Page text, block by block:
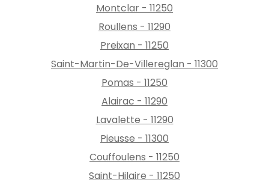
Montclar - 11250
Roullens - 11290
Preixan - 11250
Saint-Martin-De-Villereglan - 11300
Pomas - 11250
Alairac - 11290
Lavalette - 11290
Pieusse - 11300
Couffoulens - 11250
Saint-Hilaire - 11250